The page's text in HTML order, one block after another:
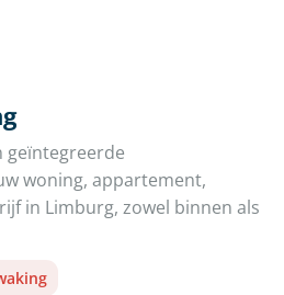
geïntegreerde
woning, appartement,
in Limburg, zowel binnen als